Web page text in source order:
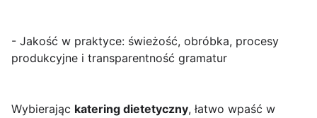
- Jakość w praktyce: świeżość, obróbka, procesy
produkcyjne i transparentność gramatur
Wybierając katering dietetyczny, łatwo wpaść w